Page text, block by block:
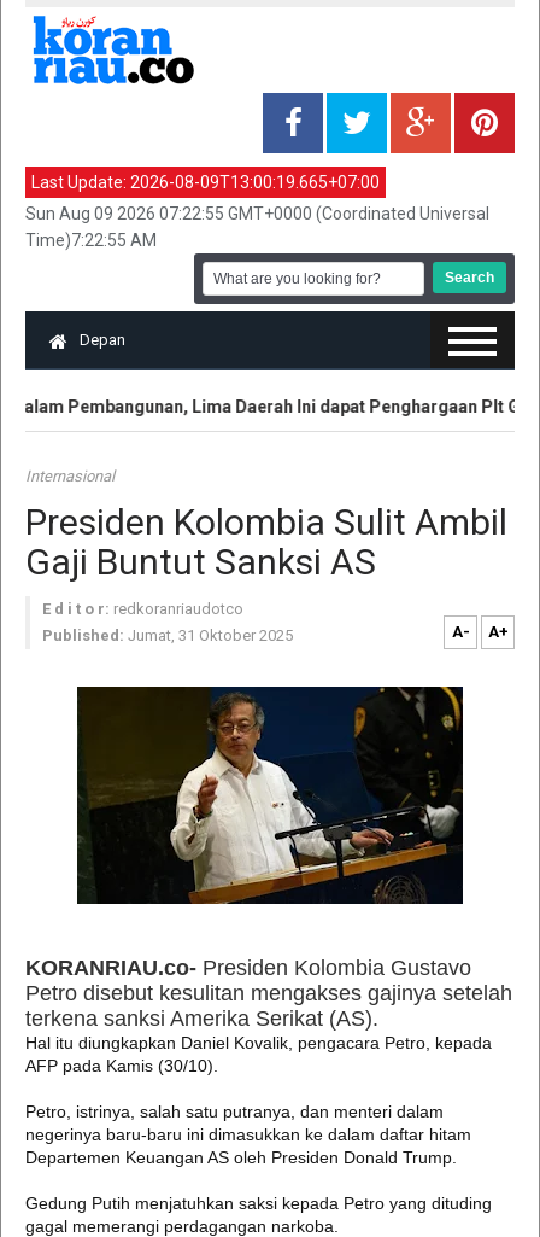
Last Update: 2026-08-09T13:00:19.665+07:00
Sun Aug 09 2026 07:22:55 GMT+0000 (Coordinated Universal
Time)7:22:55 AM
Depan
Pembangunan, Lima Daerah Ini dapat Penghargaan Plt Gubri
Internasional
Presiden Kolombia Sulit Ambil
Gaji Buntut Sanksi AS
E d i t o r: redkoranriaudotco
Published: Jumat, 31 Oktober 2025 A- A+
KORANRIAU.co- Presiden Kolombia Gustavo
Petro disebut kesulitan mengakses gajinya setelah
terkena sanksi Amerika Serikat (AS).
Hal itu diungkapkan Daniel Kovalik, pengacara Petro, kepada
AFP pada Kamis (30/10).
Petro, istrinya, salah satu putranya, dan menteri dalam
negerinya baru-baru ini dimasukkan ke dalam daftar hitam
Departemen Keuangan AS oleh Presiden Donald Trump.
Gedung Putih menjatuhkan saksi kepada Petro yang dituding
gagal memerangi perdagangan narkoba.